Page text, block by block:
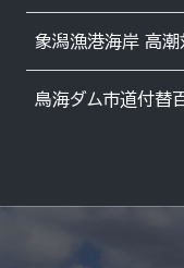
象潟漁港海岸 高潮
鳥海ダム市道付替